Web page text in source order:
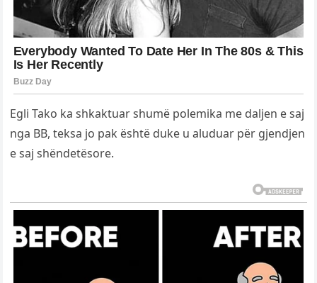
Egli Tako ka shkaktuar shumë polemika me daljen e saj
nga BB, teksa jo pak është duke u aluduar për gjendjen
e saj shëndetësore.